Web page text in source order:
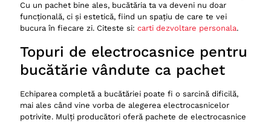
Cu un pachet bine ales, bucătăria ta va deveni nu doar
funcțională, ci și estetică, fiind un spațiu de care te vei
bucura în fiecare zi. Citeste si: carti dezvoltare personala.
Topuri de electrocasnice pentru
bucătărie vândute ca pachet
Echiparea completă a bucătăriei poate fi o sarcină dificilă,
mai ales când vine vorba de alegerea electrocasnicelor
potrivite. Mulți producători oferă pachete de electrocasnice